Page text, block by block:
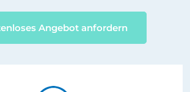
Angebot anfordern